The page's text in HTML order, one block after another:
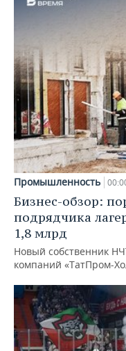
Промышленность
Бизнес-обзор:
подрядчика
1,8 млрд
Новый собственник
компаний «ТатПром-